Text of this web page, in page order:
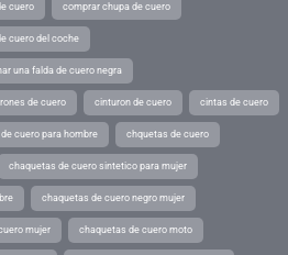
cuero comprar chupa de cuero
cuero del coche
una falda de cuero negra
de cuero cinturon de cuero cintas de cuero
cuero para hombre chquetas de cuero
chaquetas de cuero sintetico para mujer
chaquetas de cuero negro mujer
mujer chaquetas de cuero moto